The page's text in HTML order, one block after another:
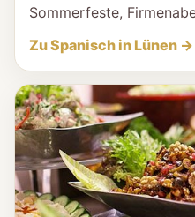
Sommerfeste,
Zu Spanisch in Lünen →